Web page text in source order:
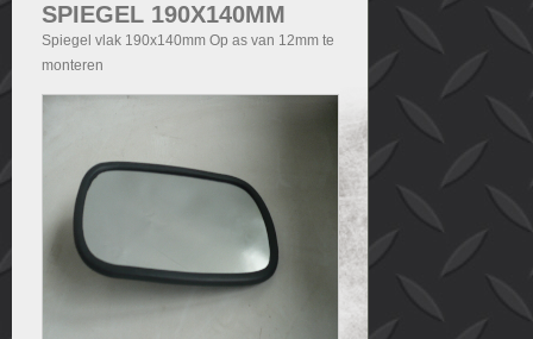
SPIEGEL 190X140MM
Spiegel vlak 190x140mm Op as van 12mm te
monteren